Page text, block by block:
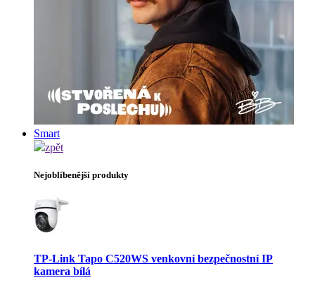
Smart
zpět
Nejoblíbenější produkty
TP-Link Tapo C520WS venkovní bezpečnostní IP
kamera bílá